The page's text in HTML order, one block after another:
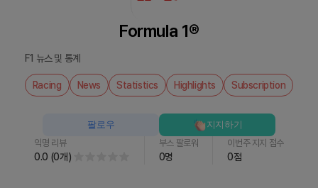
Formula 1®
F1 뉴스 및 통계
Racing News Statistics Highlights Subscription
익명 리뷰
0.0 (0개)
부스 팔로워
0명
이번주 지지 점수
0점
팔로우 지지하기